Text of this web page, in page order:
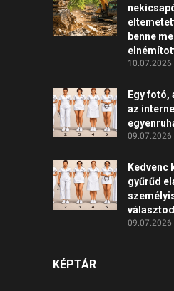
benne
10.07.2026
Egy fotó,
az
09.07.2026
Kedvenc
gyűrűd
09.07.2026
KÉPTÁR